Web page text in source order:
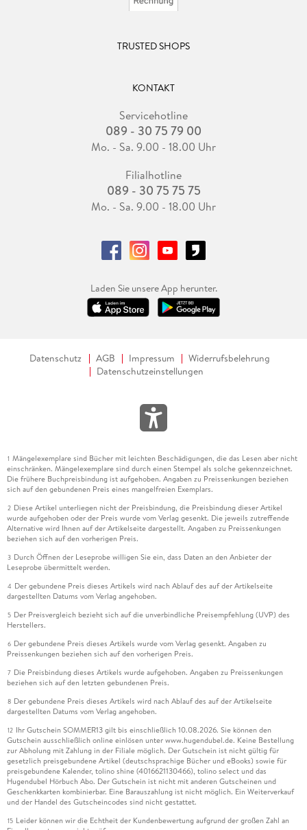
TRUSTED SHOPS
KONTAKT
Servicehotline
089 - 30 75 79 00
Mo. - Sa. 9.00 - 18.00 Uhr
Filialhotline
089 - 30 75 75 75
Mo. - Sa. 9.00 - 18.00 Uhr
Laden Sie unsere App herunter.
Datenschutz AGB Impressum
Widerrufsbelehrung
Datenschutzeinstellungen
1 Mängelexemplare sind Bücher mit leichten Beschädigungen, die das Lesen aber nicht
einschränken. Mängelexemplare sind durch einen Stempel als solche gekennzeichnet.
Die frühere Buchpreisbindung ist aufgehoben. Angaben zu Preissenkungen beziehen
sich auf den gebundenen Preis eines mangelfreien Exemplars.
2 Diese Artikel unterliegen nicht der Preisbindung, die Preisbindung dieser Artikel
wurde aufgehoben oder der Preis wurde vom Verlag gesenkt. Die jeweils zutreffende
Alternative wird Ihnen auf der Artikelseite dargestellt. Angaben zu Preissenkungen
beziehen sich auf den vorherigen Preis.
3 Durch Öffnen der Leseprobe willigen Sie ein, dass Daten an den Anbieter der
Leseprobe übermittelt werden.
4 Der gebundene Preis dieses Artikels wird nach Ablauf des auf der Artikelseite
dargestellten Datums vom Verlag angehoben.
5 Der Preisvergleich bezieht sich auf die unverbindliche Preisempfehlung (UVP) des
Herstellers.
6 Der gebundene Preis dieses Artikels wurde vom Verlag gesenkt. Angaben zu
Preissenkungen beziehen sich auf den vorherigen Preis.
7 Die Preisbindung dieses Artikels wurde aufgehoben. Angaben zu Preissenkungen
beziehen sich auf den letzten gebundenen Preis.
8 Der gebundene Preis dieses Artikels wird nach Ablauf des auf der Artikelseite
dargestellten Datums vom Verlag angehoben.
12 Ihr Gutschein SOMMER13 gilt bis einschließlich 10.08.2026. Sie können den
Gutschein ausschließlich online einlösen unter www.hugendubel.de. Keine Bestellung
zur Abholung mit Zahlung in der Filiale möglich. Der Gutschein ist nicht gültig für
gesetzlich preisgebundene Artikel (deutschsprachige Bücher und eBooks) sowie für
preisgebundene Kalender, tolino shine (4016621130466), tolino select und das
Hugendubel Hörbuch Abo. Der Gutschein ist nicht mit anderen Gutscheinen und
Geschenkkarten kombinierbar. Eine Barauszahlung ist nicht möglich. Ein Weiterverkauf
und der Handel des Gutscheincodes sind nicht gestattet.
15 Leider können wir die Echtheit der Kundenbewertung aufgrund der großen Zahl an